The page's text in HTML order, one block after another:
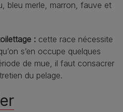
bleu merle, marron, fauve et
: cette race nécessite
s’en occupe quelques
de mue, il faut consacrer
du pelage.